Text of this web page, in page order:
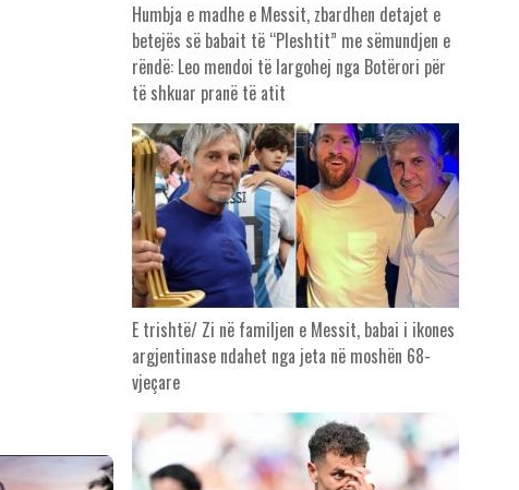
Humbja e madhe e Messit, zbardhen detajet e
betejës së babait të “Pleshtit” me sëmundjen e
rëndë: Leo mendoi të largohej nga Botërori për
të shkuar pranë të atit
E trishtë/ Zi në familjen e Messit, babai i ikones
argjentinase ndahet nga jeta në moshën 68-
vjeçare